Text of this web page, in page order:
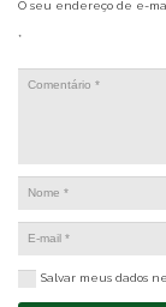
O seu endereço de e-
*
Salvar meus dados